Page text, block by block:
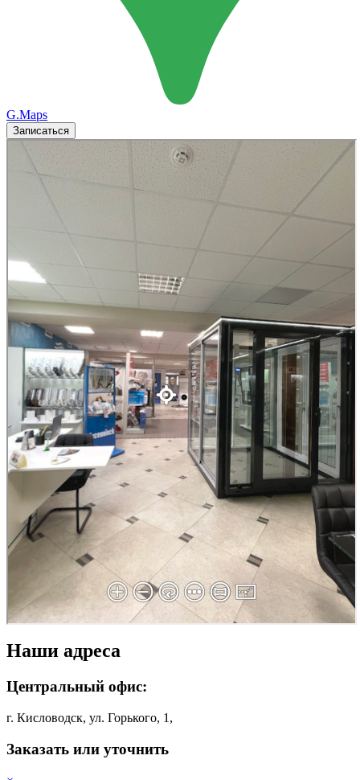
G.Maps
Записаться
Наши адреса
Центральный офис:
г. Кисловодск, ул. Горького, 1,
Заказать или уточнить